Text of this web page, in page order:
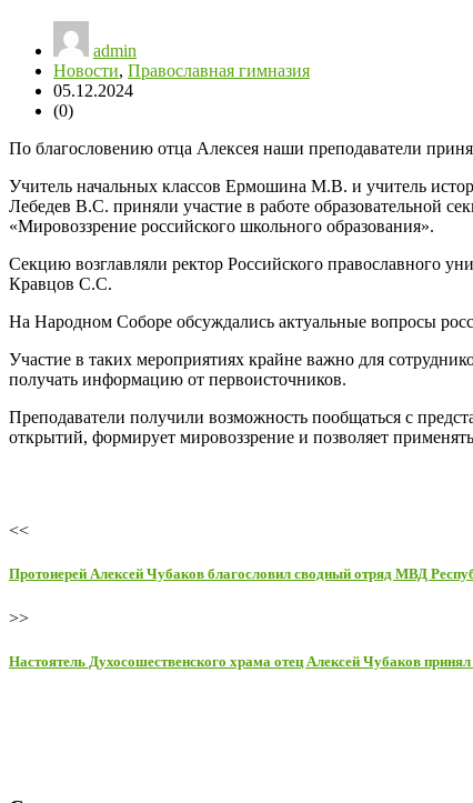
admin
Новости, Православная гимназия
05.12.2024
(0)
По благословению отца Алексея наши преподаватели
Учитель начальных классов Ермошина М.В. и учитель
Лебедев В.С. приняли участие в работе образовательной
«Мировоззрение российского школьного образования».
Секцию возглавляли ректор Российского православного
Кравцов С.С.
На Народном Соборе обсуждались актуальные вопросы
Участие в таких мероприятиях крайне важно для
получать информацию от первоисточников.
Преподаватели получили возможность пообщаться с
открытий, формирует мировоззрение и позволяет
<<
Протоиерей Алексей Чубаков благословил сводный отряд МВД
>>
Настоятель Духосошественского храма отец Алексей Чубаков